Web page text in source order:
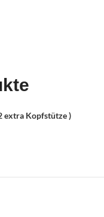
extra Kopfstütze )